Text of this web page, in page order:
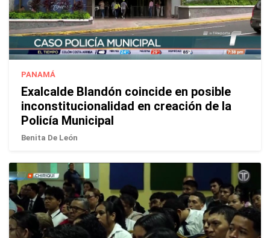
PANAMÁ
Exalcalde Blandón coincide en posible
inconstitucionalidad en creación de la
Policía Municipal
Benita De León